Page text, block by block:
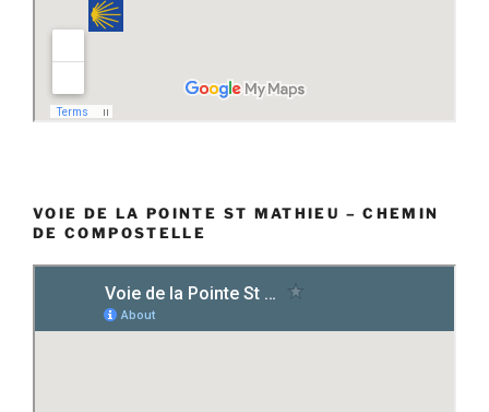
VOIE DE LA POINTE ST MATHIEU – CHEMIN
DE COMPOSTELLE